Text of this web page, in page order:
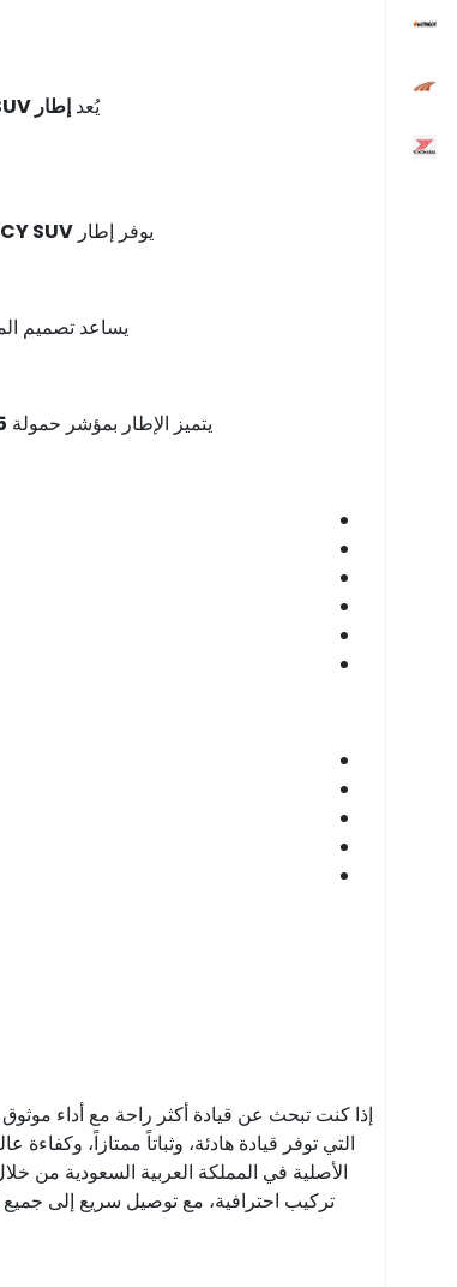
يُعدإطار MICHELIN PRIMACY SUV+
يوفر إطارSUV+
يساعد تصميم
يتميز الإطار بمؤشر حمولة
إذا كنت تبحث عن قيادة أكثر راحة مع أداء
التي توفر قيادة هادئة، وثباتاً ممتازاً،
الأصلية في المملكة العربية السعودية من
تركيب احترافية، مع توصيل سريع إلى جميع